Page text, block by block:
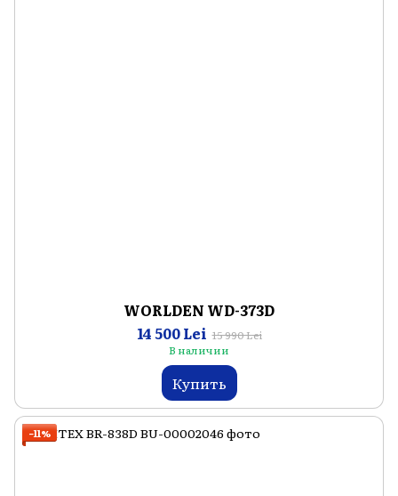
WORLDEN WD-373D
14 500 Lei 15 990 Lei
В наличии
Купить
−11%